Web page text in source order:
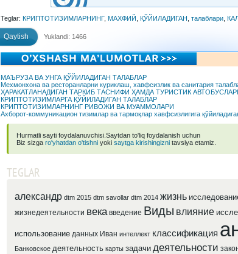
Teglar: КРИПТОТИЗИМЛАРНИНГ, МАХФИЙ ҚЎЙИЛАДИГАН талаблари,
Qaytish Yuklandi: 1466
МАЪРУЗА ВА УНГА ҚЎЙИЛАДИГАН ТАЛАБЛАР
Мехмонхона ва ресторанларни куриклаш, хавфсизлик ва санитария
ҲАРАКАТЛАНАДИГАН ТАРКИБ ТАСНИФИ ҲАМДА ТУРИСТИК
КРИПТОТИЗИМЛАРГА ҚЎЙИЛАДИГАН ТАЛАБЛАР
КРИПТОТИЗИМЛАРНИНГ РИВОЖИ ВА МУАММОЛАРИ
Ахборот-коммуникацион тизимлар ва тармоқлар хавфсизлигига
Hurmatli sayti foydalanuvchisi.Saytdan to'liq foydalanish uchun
Biz sizga ro'yhatdan o'tishniyoki saytga kirishingiznitavsiya etamiz.
TEGLAR
александр dtm 2015 dtm savollar dtm 2014 жизнь
жизнедеятельности века введение Виды влияние
использование данных Иван интеллект классификация
Банковское деятельность карты задачи деятельности